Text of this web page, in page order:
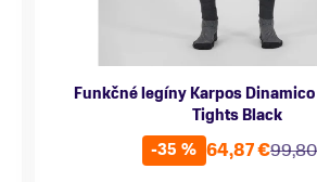
Funkčné legíny Karpos
Tights Black
-35 % 64,87 €